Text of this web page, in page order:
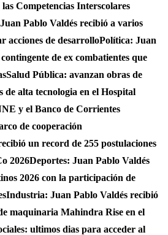
Competencias Interscolares
Pablo Valdés recibió a varios
acciones de desarrolloPolítica: Juan
de ex combatientes que
Salud Pública: avanzan obras de
de alta tecnologia en el Hospital
y el Banco de Corrientes
de cooperación
un record de 255 postulaciones
2026Deportes: Juan Pablo Valdés
2026 con la participación de
Industria: Juan Pablo Valdés recibió
maquinaria Mahindra Rise en el
ultimos dias para acceder al